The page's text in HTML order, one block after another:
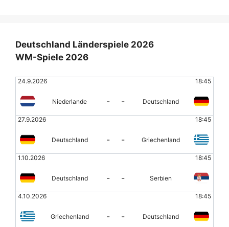
Deutschland Länderspiele 2026
WM-Spiele 2026
24.9.2026 18:45
Niederlande - - Deutschland
27.9.2026 18:45
Deutschland - - Griechenland
1.10.2026 18:45
Deutschland - - Serbien
4.10.2026 18:45
Griechenland - - Deutschland